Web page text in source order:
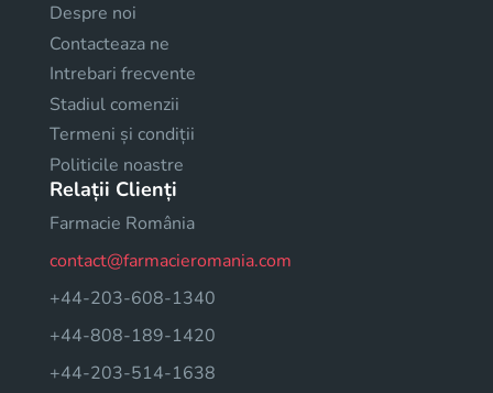
Despre noi
Contacteaza ne
Intrebari frecvente
Stadiul comenzii
Termeni și condiții
Politicile noastre
Relații Clienți
Farmacie România
contact@farmacieromania.com
+44-203-608-1340
+44-808-189-1420
+44-203-514-1638